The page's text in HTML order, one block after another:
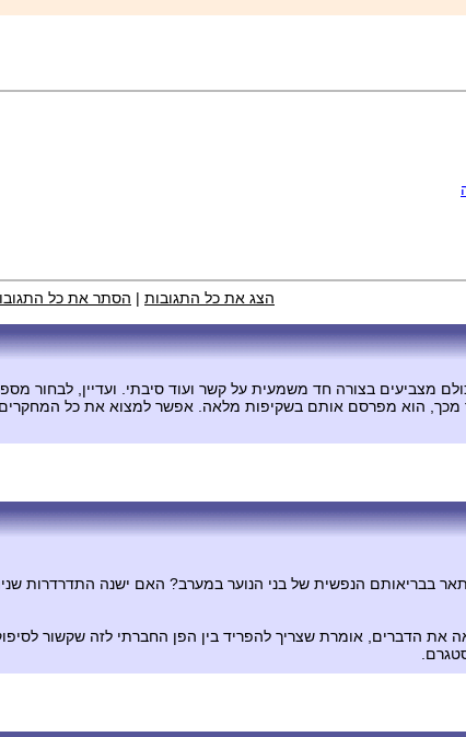
הצג את כל התגובות | הסתר את כל
בצורה חד משמעית על קשר ועוד סיבתי. ועדיין, לבחור
מכך, הוא מפרסם אותם בשקיפות מלאה. אפשר למצוא את כל
הנפשית של בני הנוער במערב? האם ישנה התדרדרות
את הדברים, אומרת שצריך להפריד בין הפן החברתי לזה שקשור